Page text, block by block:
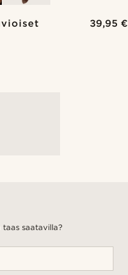
39,95 €
saatavilla?